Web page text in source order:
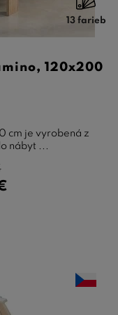
13 farieb
120x200
cm je vyrobená z
nábyt ...